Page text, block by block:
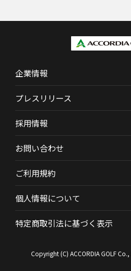
企業情報
プレスリリース
採用情報
お問い合わせ
ご利用規約
個人情報について
特定商取引法に基づく表示
Copyright (C) ACCORDIA GOLF